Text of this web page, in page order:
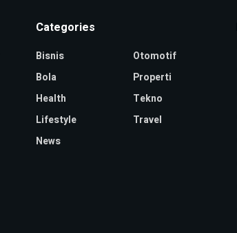
Categories
Bisnis
Bola
Health
Lifestyle
News
Otomotif
Properti
Tekno
Travel